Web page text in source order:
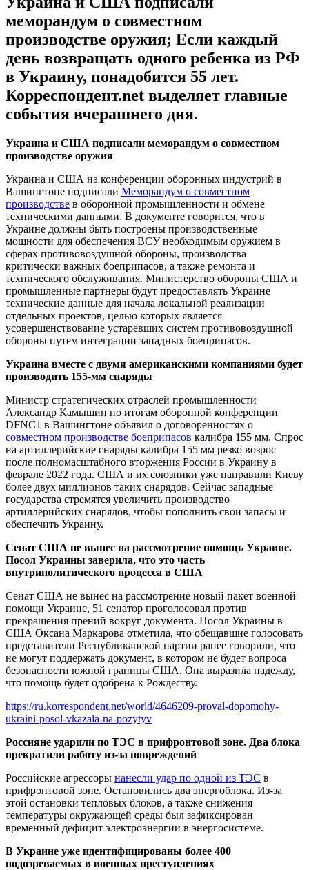
меморандум о совместном
производстве оружия; Если каждый
день возвращать одного ребенка из РФ
в Украину, понадобится 55 лет.
Корреспондент.net выделяет главные
события вчерашнего дня.
Украина и США подписали меморандум о совместном
производстве оружия
Украина и США на конференции оборонных индустрий в
Вашингтоне подписали Меморандум о совместном
производстве в оборонной промышленности и обмене
техническими данными. В документе говорится, что в
Украине должны быть построены производственные
мощности для обеспечения ВСУ необходимым оружием в
сферах противовоздушной обороны, производства
критически важных боеприпасов, а также ремонта и
технического обслуживания. Министерство обороны США и
промышленные партнеры будут предоставлять Украине
технические данные для начала локальной реализации
отдельных проектов, целью которых является
усовершенствование устаревших систем противовоздушной
обороны путем интеграции западных боеприпасов.
Украина вместе с двумя американскими компаниями будет
производить 155-мм снаряды
Министр стратегических отраслей промышленности
Александр Камышин по итогам оборонной конференции
DFNC1 в Вашингтоне объявил о договоренностях о
совместном производстве боеприпасов калибра 155 мм. Спрос
на артиллерийские снаряды калибра 155 мм резко возрос
после полномасштабного вторжения России в Украину в
феврале 2022 года. США и их союзники уже направили Киеву
более двух миллионов таких снарядов. Сейчас западные
государства стремятся увеличить производство
артиллерийских снарядов, чтобы пополнить свои запасы и
обеспечить Украину.
Сенат США не вынес на рассмотрение помощь Украине.
Посол Украины заверила, что это часть
внутриполитического процесса в США
Сенат США не вынес на рассмотрение новый пакет военной
помощи Украине, 51 сенатор проголосовал против
прекращения прений вокруг документа. Посол Украины в
США Оксана Маркарова отметила, что обещавшие голосовать
представители Республиканской партии ранее говорили, что
не могут поддержать документ, в котором не будет вопроса
безопасности южной границы США. Она выразила надежду,
что помощь будет одобрена к Рождеству.
https://ru.korrespondent.net/world/4646209-proval-dopomohy-
ukraini-posol-vkazala-na-pozytyv
Россияне ударили по ТЭС в прифронтовой зоне. Два блока
прекратили работу из-за повреждений
Российские агрессоры нанесли удар по одной из ТЭС в
прифронтовой зоне. Остановились два энергоблока. Из-за
этой остановки тепловых блоков, а также снижения
температуры окружающей среды был зафиксирован
временный дефицит электроэнергии в энергосистеме.
В Украине уже идентифицированы более 400
подозреваемых в военных преступлениях